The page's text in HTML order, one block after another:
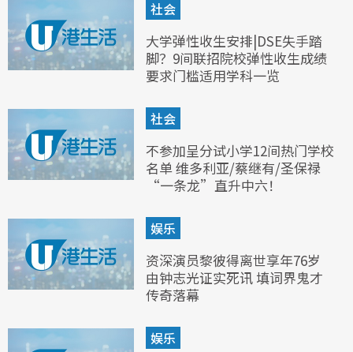
社会
大学弹性收生安排|DSE失手踏
脚？9间联招院校弹性收生成绩
要求门槛适用学科一览
社会
不参加呈分试小学12间热门学校
名单 维多利亚/蔡继有/圣保禄
“一条龙”直升中六！
娱乐
资深演员黎彼得离世享年76岁
由钟志光证实死讯 填词界鬼才
传奇落幕
娱乐